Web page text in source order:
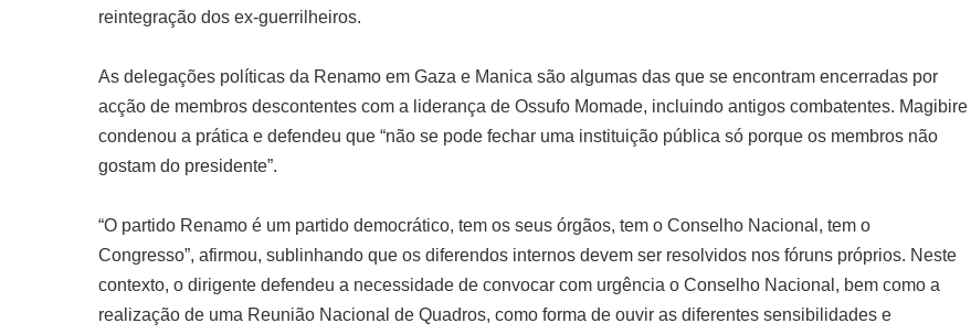
reintegração dos ex-guerrilheiros.
As delegações políticas da Renamo em Gaza e Manica são algumas das que se encontram encerradas por
acção de membros descontentes com a liderança de Ossufo Momade, incluindo antigos combatentes. Magibire
condenou a prática e defendeu que “não se pode fechar uma instituição pública só porque os membros não
gostam do presidente”.
“O partido Renamo é um partido democrático, tem os seus órgãos, tem o Conselho Nacional, tem o
Congresso”, afirmou, sublinhando que os diferendos internos devem ser resolvidos nos fóruns próprios. Neste
contexto, o dirigente defendeu a necessidade de convocar com urgência o Conselho Nacional, bem como a
realização de uma Reunião Nacional de Quadros, como forma de ouvir as diferentes sensibilidades e